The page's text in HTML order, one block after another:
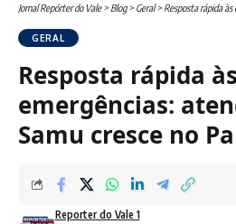
Jornal Repórter do Vale> Blog> Geral> Resposta rápida às
GERAL
Resposta rápida às
emergências:
Samu cresce no
Reporter do Vale 1